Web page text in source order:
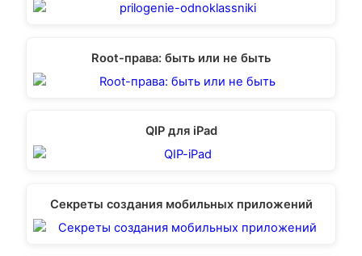
Root-права: быть или не быть
QIP для iPad
Секреты создания мобильных приложений